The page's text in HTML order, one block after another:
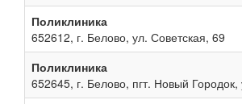
Поликлиника
652612, г. Белово, ул. Советская, 69
Поликлиника
652645, г. Белово, пгт. Новый Городок,